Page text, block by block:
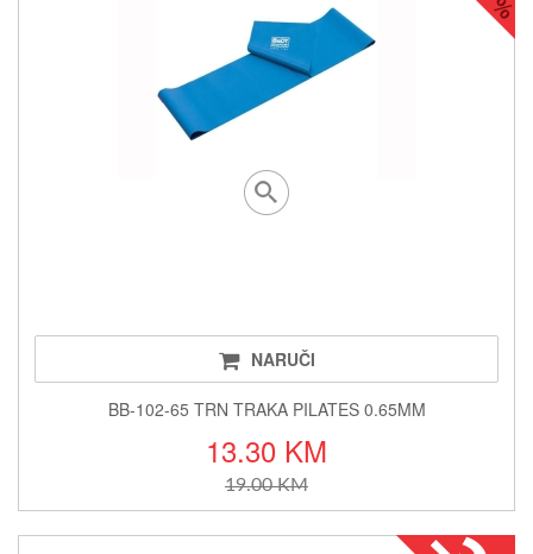
NARUČI
BB-102-65 TRN TRAKA PILATES 0.65MM
13.30 KM
19.00 KM